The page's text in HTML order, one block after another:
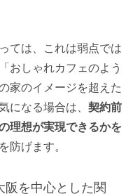
ては、これは弱点では
おしゃれカフェのよう
家のイメージを超えた
になる場合は、 契約前
理想が実現できるかを
防げます。
阪を中心とした関